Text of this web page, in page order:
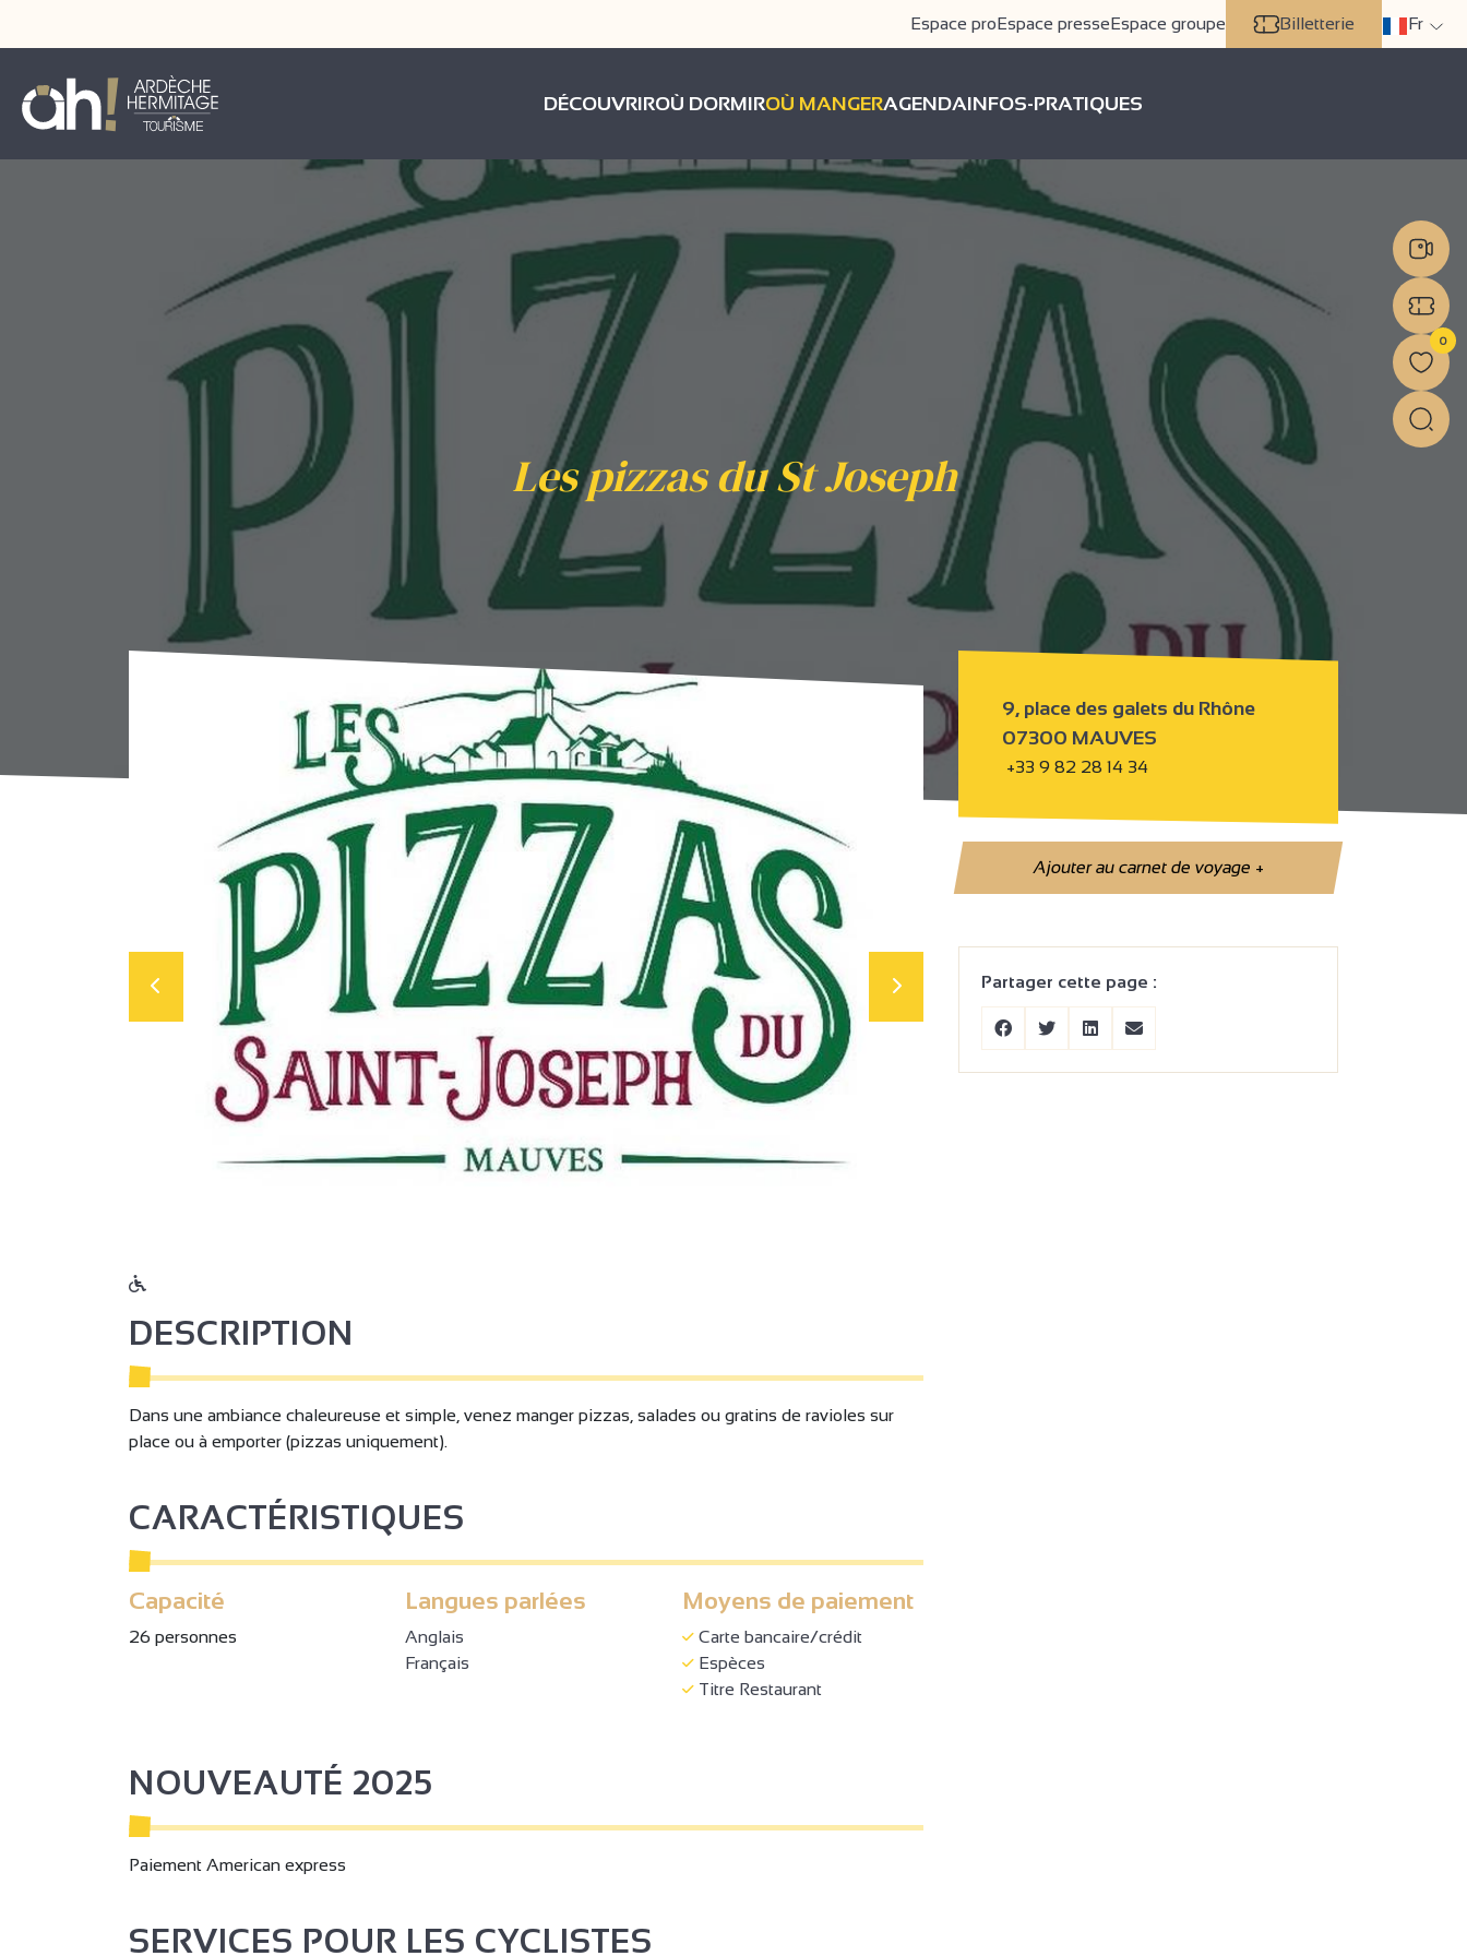
Espace proEspace presseEspace groupe Billetterie Fr
DÉCOUVRIROÙ DORMIROÙ MANGERAGENDAINFOS-PRATIQUES
Les pizzas du St Joseph
9, place des galets du Rhône
07300 MAUVES
+33 9 82 28 14 34
Ajouter au carnet de voyage+
Partager cette page :
DESCRIPTION
Dans une ambiance chaleureuse et simple, venez manger pizzas, salades ou gratins de ravioles sur
place ou à emporter (pizzas uniquement).
CARACTÉRISTIQUES
Capacité
26 personnes
Langues parlées
Anglais
Français
Moyens de paiement
Carte bancaire/crédit
Espèces
Titre Restaurant
NOUVEAUTÉ 2025
Paiement American express
SERVICES POUR LES CYCLISTES
0